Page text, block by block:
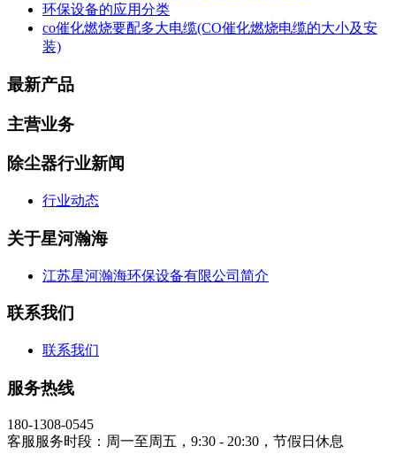
环保设备的应用分类
co催化燃烧要配多大电缆(CO催化燃烧电缆的大小及安
装)
最新产品
主营业务
除尘器行业新闻
行业动态
关于星河瀚海
江苏星河瀚海环保设备有限公司简介
联系我们
联系我们
服务热线
180-1308-0545
客服服务时段：周一至周五，9:30 - 20:30，节假日休息